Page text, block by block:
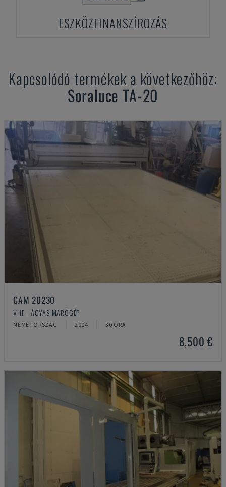
ESZKÖZFINANSZÍROZÁS
Kapcsolódó termékek a következőhöz:
Soraluce TA-20
CAM 20230
VHF - ÁGYAS MARÓGÉP
NÉMETORSZÁG 2004 30 ÓRA
8,500 €